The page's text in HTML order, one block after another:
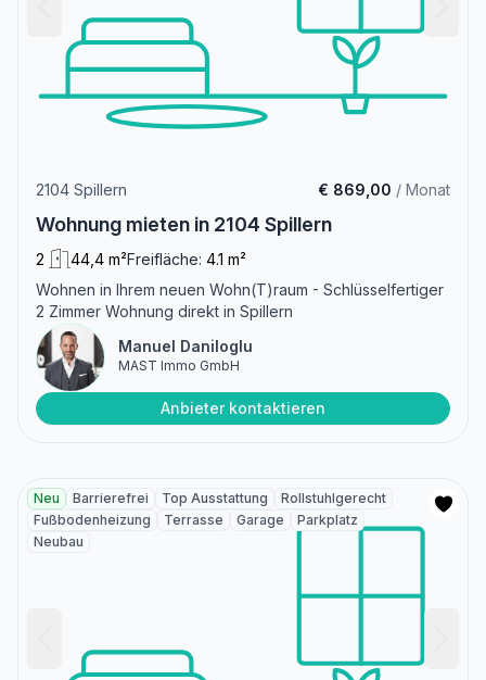
2104 Spillern € 869,00 / Monat
Wohnung mieten in 2104 Spillern
2 44,4 m²Freifläche: 4.1 m²
Wohnen in Ihrem neuen Wohn(T)raum - Schlüsselfertiger
2 Zimmer Wohnung direkt in Spillern
Manuel Daniloglu
MAST Immo GmbH
Anbieter kontaktieren
Neu Barrierefrei Top Ausstattung
Rollstuhlgerecht
Fußbodenheizung
Terrasse Garage
Parkplatz
Neubau